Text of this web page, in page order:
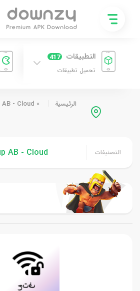
التطبيقات 417
تحميل تطبيقات
الرئيسية »
- Cloud
التصنيفات AB - Cloud